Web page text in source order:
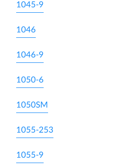
1045-9
1046
1046-9
1050-6
1050SM
1055-253
1055-9